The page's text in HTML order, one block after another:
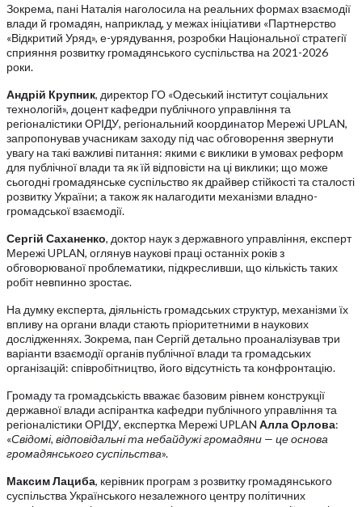
Зокрема, пані Наталія наголосила на реальних формах взаємодії
влади й громадян, наприклад, у межах ініціативи «Партнерство
«Відкритий Уряд», е-урядування, розробки Національної стратегії
сприяння розвитку громадянського суспільства на 2021-2026
роки.
Андрій Крупник, директор ГО «Одеський інститут соціальних
технологій», доцент кафедри публічного управління та
регіоналістики ОРІДУ, регіональний координатор Мережі UPLAN,
запропонував учасникам заходу під час обговорення звернути
увагу на такі важливі питання: якими є виклики в умовах реформ
для публічної влади та як їй відповісти на ці виклики; що може
сьогодні громадянське суспільство як драйвер стійкості та сталості
розвитку України; а також як налагодити механізми владно-
громадської взаємодії.
Сергій Саханенко, доктор наук з державного управління, експерт
Мережі UPLAN, оглянув наукові праці останніх років з
обговорюваної проблематики, підкресливши, що кількість таких
робіт невпинно зростає.
На думку експерта, діяльність громадських структур, механізми їх
впливу на органи влади стають пріоритетними в наукових
дослідженнях. Зокрема, пан Сергій детально проаналізував три
варіанти взаємодії органів публічної влади та громадських
організацій: співробітництво, його відсутність та конфронтацію.
Громаду та громадськість вважає базовим рівнем конструкції
державної влади аспірантка кафедри публічного управління та
регіоналістики ОРІДУ, експертка Мережі UPLAN Алла Орлова:
«Свідомі, відповідальні та небайдужі громадяни — це основа
громадянського суспільства».
Максим Лациба, керівник програм з розвитку громадянського
суспільства Українського незалежного центру політичних